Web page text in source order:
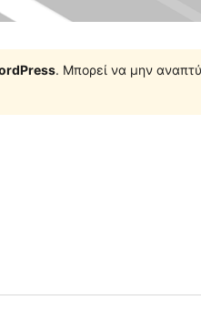
. Μπορεί να μην